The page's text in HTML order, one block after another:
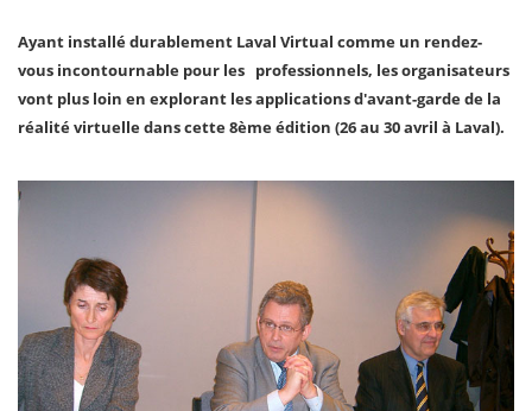
Ayant installé durablement Laval Virtual comme un rendez-
vous incontournable pour les professionnels, les organisateurs
vont plus loin en explorant les applications d'avant-garde de la
réalité virtuelle dans cette 8ème édition (26 au 30 avril à Laval).